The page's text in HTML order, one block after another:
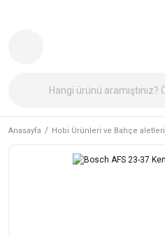
Anasayfa Hobi Ürünleri ve Bahçe aletleri